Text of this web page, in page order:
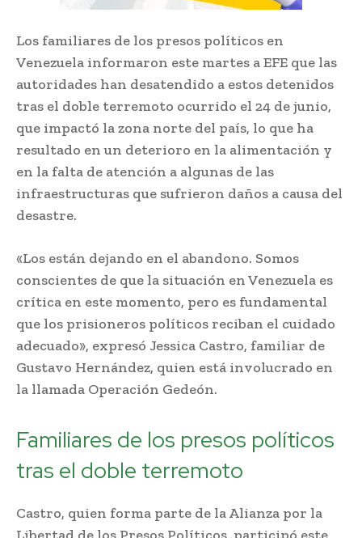
Los familiares de los presos políticos en
Venezuela informaron este martes a EFE que las
autoridades han desatendido a estos detenidos
tras el doble terremoto ocurrido el 24 de junio,
que impactó la zona norte del país, lo que ha
resultado en un deterioro en la alimentación y
en la falta de atención a algunas de las
infraestructuras que sufrieron daños a causa del
desastre.
«Los están dejando en el abandono. Somos
conscientes de que la situación en Venezuela es
crítica en este momento, pero es fundamental
que los prisioneros políticos reciban el cuidado
adecuado», expresó Jessica Castro, familiar de
Gustavo Hernández, quien está involucrado en
la llamada Operación Gedeón.
Familiares de los presos políticos
tras el doble terremoto
Castro, quien forma parte de la Alianza por la